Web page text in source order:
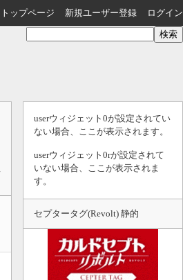
トップページ 新規ユーザー登録 ログイン
userウィジェット0が設定されてい
ない場合、ここが表示されます。
userウィジェット0rが設定されて
いない場合、ここが表示されま
す。
セプタータグ(Revolt) 静的